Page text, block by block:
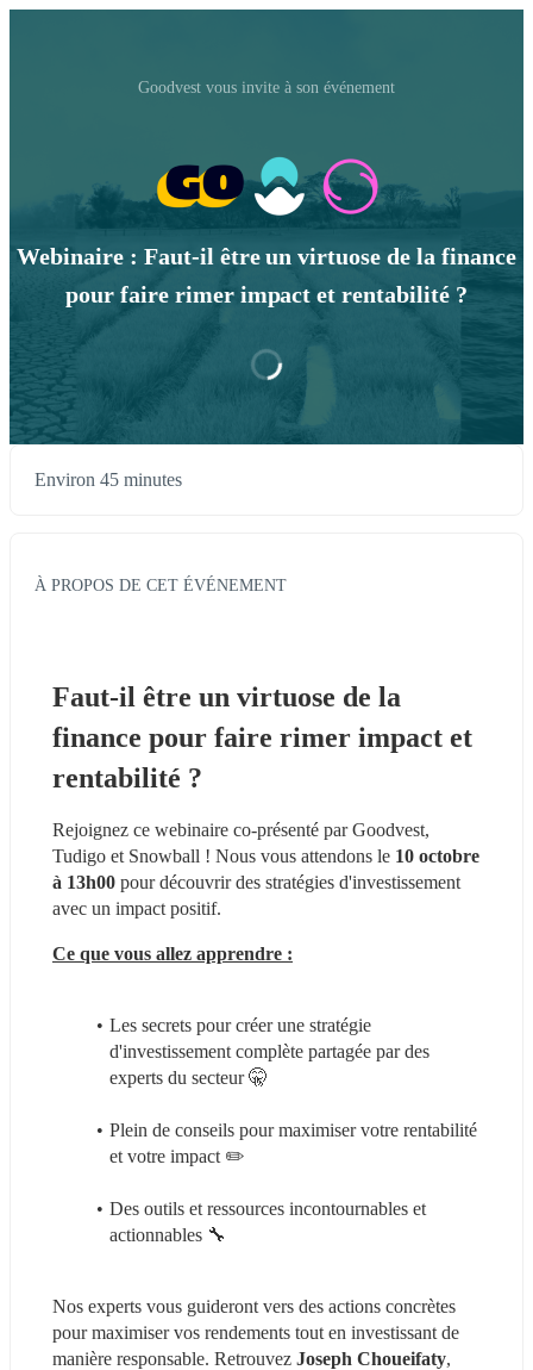
Goodvest vous invite à son événement
Webinaire : Faut-il être un virtuose de la finance
pour faire rimer impact et rentabilité ?
Environ 45 minutes
À PROPOS DE CET ÉVÉNEMENT
Faut-il être un virtuose de la
finance pour faire rimer impact et
rentabilité ?
Rejoignez ce webinaire co-présenté par Goodvest,
Tudigo et Snowball ! Nous vous attendons le 10 octobre
à 13h00 pour découvrir des stratégies d'investissement
avec un impact positif.
Ce que vous allez apprendre :
Les secrets pour créer une stratégie
d'investissement complète partagée par des
experts du secteur 🤫
Plein de conseils pour maximiser votre rentabilité
et votre impact ✏️
Des outils et ressources incontournables et
actionnables 🔧
Nos experts vous guideront vers des actions concrètes
pour maximiser vos rendements tout en investissant de
manière responsable. Retrouvez Joseph Choueifaty,